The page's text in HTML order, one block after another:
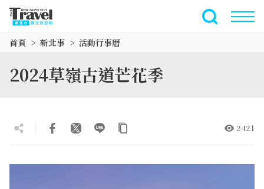
全文檢索
首頁 新北事 活動行事曆
2024草嶺古道芒花季
2421